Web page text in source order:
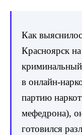
Как
Красноярск
в онлайн-
партию
мефедрона),
готовился